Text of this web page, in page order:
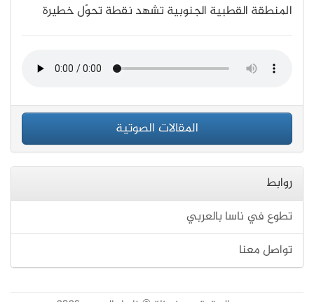
المنطقة القطبية الجنوبية تشهد نقطة تحوّل خطيرة
المقالات الصوتية
روابط
تطوع في ناسا بالعربي
تواصل معنا